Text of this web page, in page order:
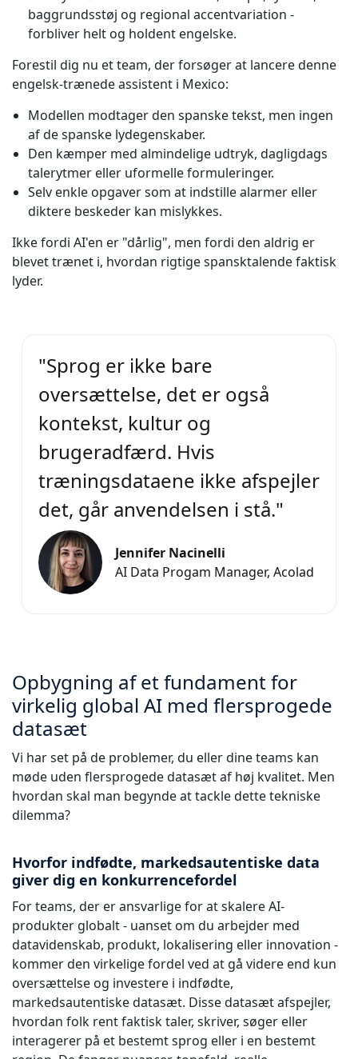
baggrundsstøj og regional accentvariation -
forbliver helt og holdent engelske.
Forestil dig nu et team, der forsøger at lancere denne
engelsk-trænede assistent i Mexico:
Modellen modtager den spanske tekst, men ingen
af de spanske lydegenskaber.
Den kæmper med almindelige udtryk, dagligdags
talerytmer eller uformelle formuleringer.
Selv enkle opgaver som at indstille alarmer eller
diktere beskeder kan mislykkes.
Ikke fordi AI'en er "dårlig", men fordi den aldrig er
blevet trænet i, hvordan rigtige spansktalende faktisk
lyder.
"Sprog er ikke bare
oversættelse, det er også
kontekst, kultur og
brugeradfærd. Hvis
træningsdataene ikke afspejler
det, går anvendelsen i stå."
Jennifer Nacinelli
AI Data Progam Manager, Acolad
Opbygning af et fundament for
virkelig global AI med flersprogede
datasæt
Vi har set på de problemer, du eller dine teams kan
møde uden flersprogede datasæt af høj kvalitet. Men
hvordan skal man begynde at tackle dette tekniske
dilemma?
Hvorfor indfødte, markedsautentiske data
giver dig en konkurrencefordel
For teams, der er ansvarlige for at skalere AI-
produkter globalt - uanset om du arbejder med
datavidenskab, produkt, lokalisering eller innovation -
kommer den virkelige fordel ved at gå videre end kun
oversættelse og investere i indfødte,
markedsautentiske datasæt. Disse datasæt afspejler,
hvordan folk rent faktisk taler, skriver, søger eller
interagerer på et bestemt sprog eller i en bestemt